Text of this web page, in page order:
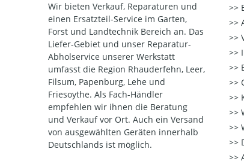
Wir bieten Verkauf, Reparaturen und
einen Ersatzteil-Service im Garten,
Forst und Landtechnik Bereich an. Das
Liefer-Gebiet und unser Reparatur-
Abholservice unserer Werkstatt
umfasst die Region Rhauderfehn, Leer,
Filsum, Papenburg, Lehe und
Friesoythe. Als Fach-Händler
empfehlen wir ihnen die Beratung
und Verkauf vor Ort. Auch ein Versand
von ausgewählten Geräten innerhalb
Deutschlands ist möglich.